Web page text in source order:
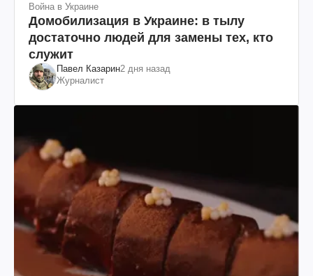
Война в Украине
Домобилизация в Украине: в тылу
достаточно людей для замены тех, кто
служит
Павел Казарин2 дня назад
Журналист